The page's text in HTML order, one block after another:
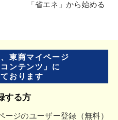
ネ」から始める
東商マイページ
コンテンツ」に
おります
する方
ージのユーザー登録（無料）